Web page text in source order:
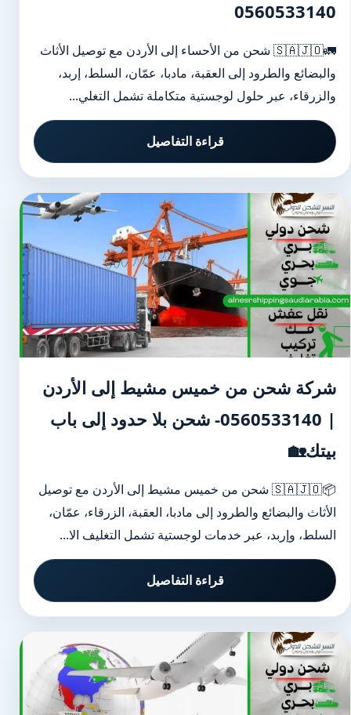
0560533140
🚛🇸🇦🇯🇴 شحن من الأحساء إلى الأردن مع توصيل الأثاث
والبضائع والطرود إلى العقبة، مادبا، عمّان، السلط، إربد،
والزرقاء، عبر حلول لوجستية متكاملة تشمل التغلي...
قراءة التفاصيل
شركة شحن من خميس مشيط إلى الأردن
| 0560533140- شحن بلا حدود إلى باب
بيتك🏡
📦🇸🇦🇯🇴 شحن من خميس مشيط إلى الأردن مع توصيل
الأثاث والبضائع والطرود إلى مادبا، العقبة، الزرقاء، عمّان،
السلط، وإربد، عبر خدمات لوجستية تشمل التغليف الا...
قراءة التفاصيل